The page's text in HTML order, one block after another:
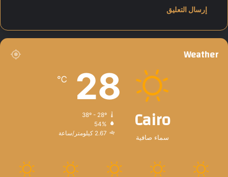
Weather
Cairo
سماء صافية
28
℃
38º - 28º
54%
2.67 كيلومتر/ساعة